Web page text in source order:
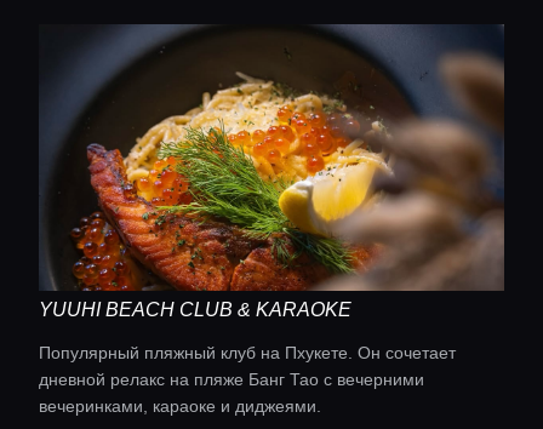
знатока коктейлей Чарльза Г. Бейкера-младшего.
YUUHI BEACH CLUB & KARAOKE
Популярный пляжный клуб на Пхукете. Он сочетает
дневной релакс на пляже Банг Тао с вечерними
вечеринками, караоке и диджеями.